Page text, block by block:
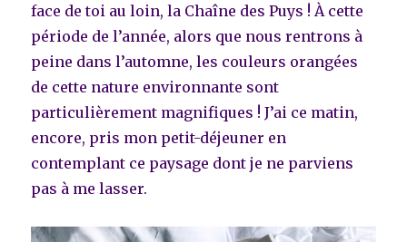
face de toi au loin, la Chaîne des Puys ! À cette
période de l’année, alors que nous rentrons à
peine dans l’automne, les couleurs orangées
de cette nature environnante sont
particulièrement magnifiques ! J’ai ce matin,
encore, pris mon petit-déjeuner en
contemplant ce paysage dont je ne parviens
pas à me lasser.